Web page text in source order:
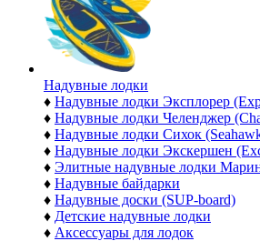
Надувные лодки
♦ Надувные лодки Эксплорер
♦ Надувные лодки Челенджер
♦ Надувные лодки Сихок
♦ Надувные лодки Экскершен
♦ Элитные надувные лодки
♦ Надувные байдарки
♦ Надувные доски (SUP-board)
♦ Детские надувные лодки
♦ Аксессуары для лодок